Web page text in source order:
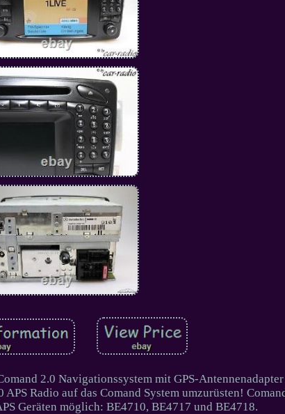
2.0 Navigationssystem mit GPS-
Radio auf das Comand System umzurüsten!
Geräten möglich: BE4710, BE4717 und BE4718.